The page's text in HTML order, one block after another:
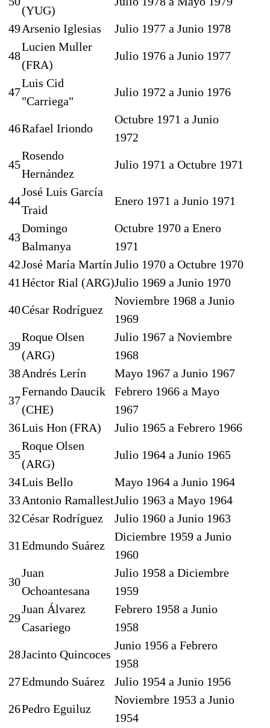
(YUG)
49Arsenio Iglesias Julio 1977 a Junio 1978
48
Lucien Muller
(FRA)
Julio 1976 a Junio 1977
47
Luis Cid
"Carriega"
Julio 1972 a Junio 1976
46Rafael Iriondo
Octubre 1971 a Junio
1972
45
Rosendo
Hernández
Julio 1971 a Octubre 1971
44
José Luis García
Traid
Enero 1971 a Junio 1971
43
Domingo
Balmanya
Octubre 1970 a Enero
1971
42José María Martín Julio 1970 a Octubre 1970
41 Héctor Rial (ARG)Julio 1969 a Junio 1970
40César Rodríguez
Noviembre 1968 a Junio
1969
39
Roque Olsen
(ARG)
Julio 1967 a Noviembre
1968
38Andrés Lerín Mayo 1967 a Junio 1967
37
Fernando Daucik
(CHE)
Febrero 1966 a Mayo
1967
36Luis Hon (FRA) Julio 1965 a Febrero 1966
35
Roque Olsen
(ARG)
Julio 1964 a Junio 1965
34Luis Bello
Mayo 1964 a Junio 1964
33Antonio RamallestJulio 1963 a Mayo 1964
32César Rodríguez Julio 1960 a Junio 1963
31 Edmundo Suárez
Diciembre 1959 a Junio
1960
30
Juan
Ochoantesana
Julio 1958 a Diciembre
1959
29
Juan Álvarez
Casariego
Febrero 1958 a Junio
1958
28Jacinto Quincoces
Junio 1956 a Febrero
1958
27Edmundo Suárez Julio 1954 a Junio 1956
26Pedro Eguiluz
Noviembre 1953 a Junio
1954